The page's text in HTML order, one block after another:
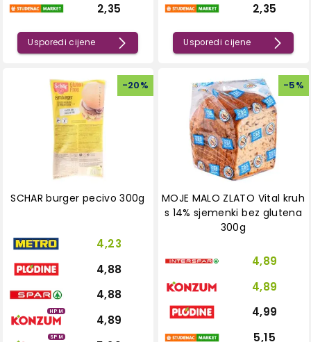
2,35
Usporedi cijene
2,35
Usporedi cijene
-20%
SCHAR burger pecivo 300g
4,23
4,88
4,88
HPM
4,89
SPM
-5%
MOJE MALO ZLATO Vital kruh
s 14% sjemenki bez glutena
300g
4,89
4,89
4,99
5,15